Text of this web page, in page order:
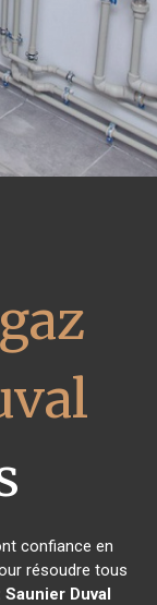
confiance en
résoudre tous
Duval